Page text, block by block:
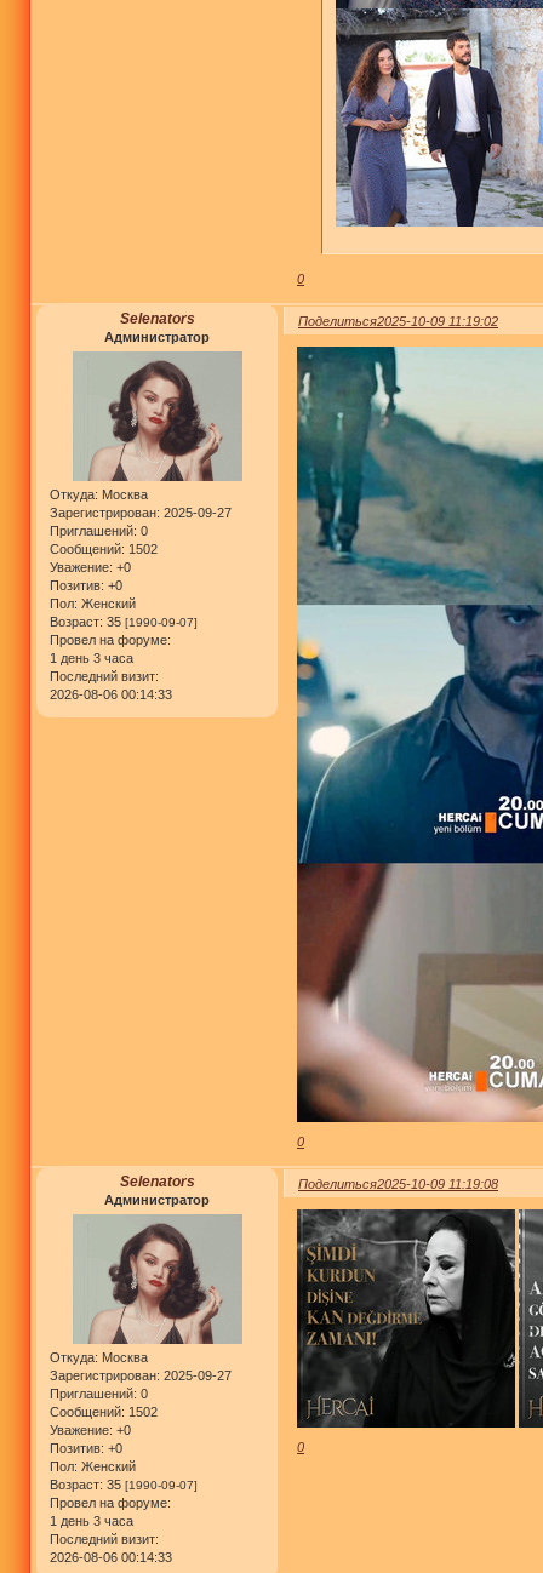
0
Поделиться2025-10-09 11:19:02
Selenators
Администратор
Откуда: Москва
Зарегистрирован: 2025-09-27
Приглашений: 0
Сообщений: 1502
Уважение: +0
Позитив: +0
Пол: Женский
Возраст: 35 [1990-09-07]
Провел на форуме:
1 день 3 часа
Последний визит:
2026-08-06 00:14:33
0
Поделиться2025-10-09 11:19:08
Selenators
Администратор
Откуда: Москва
Зарегистрирован: 2025-09-27
Приглашений: 0
Сообщений: 1502
Уважение: +0
Позитив: +0
Пол: Женский
Возраст: 35 [1990-09-07]
Провел на форуме:
1 день 3 часа
Последний визит:
2026-08-06 00:14:33
0